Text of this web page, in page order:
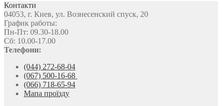
Контакти
04053, г. Киев, ул. Вознесенский спуск, 20
График работы:
Пн-Пт: 09.30-18.00
Сб: 10.00-17.00
Телефони:
(044) 272-68-04
(067) 500-16-68
(066) 718-65-94
Мапа проїзду